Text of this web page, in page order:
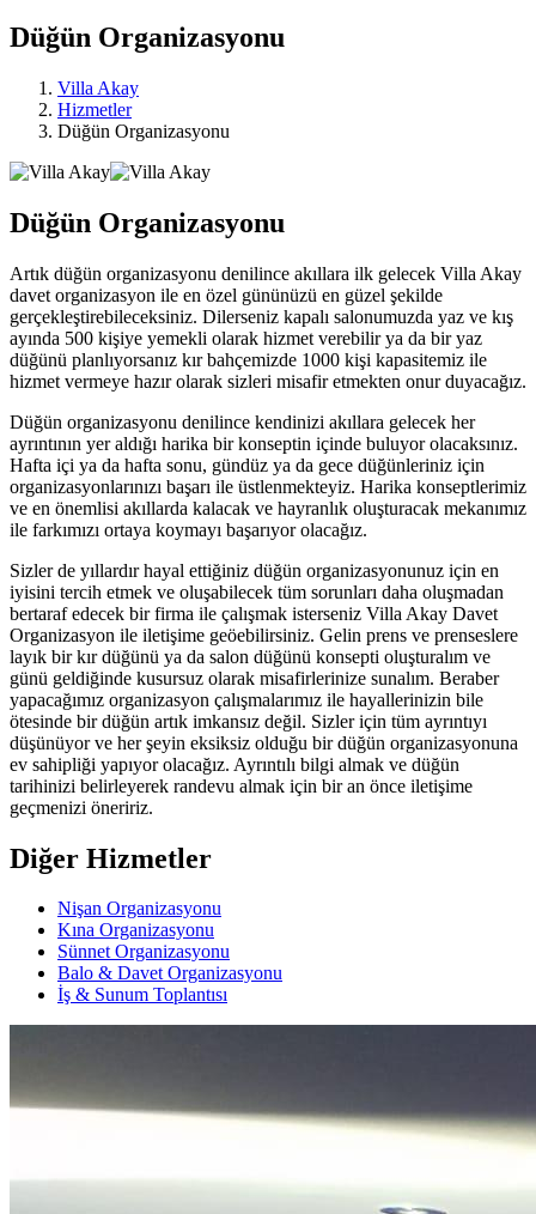
Düğün Organizasyonu
Villa Akay
Hizmetler
Düğün Organizasyonu
Düğün Organizasyonu
Artık düğün organizasyonu denilince akıllara ilk gelecek Villa Akay
davet organizasyon ile en özel gününüzü en güzel şekilde
gerçekleştirebileceksiniz. Dilerseniz kapalı salonumuzda yaz ve kış
ayında 500 kişiye yemekli olarak hizmet verebilir ya da bir yaz
düğünü planlıyorsanız kır bahçemizde 1000 kişi kapasitemiz ile
hizmet vermeye hazır olarak sizleri misafir etmekten onur duyacağız.
Düğün organizasyonu denilince kendinizi akıllara gelecek her
ayrıntının yer aldığı harika bir konseptin içinde buluyor olacaksınız.
Hafta içi ya da hafta sonu, gündüz ya da gece düğünleriniz için
organizasyonlarınızı başarı ile üstlenmekteyiz. Harika konseptlerimiz
ve en önemlisi akıllarda kalacak ve hayranlık oluşturacak mekanımız
ile farkımızı ortaya koymayı başarıyor olacağız.
Sizler de yıllardır hayal ettiğiniz düğün organizasyonunuz için en
iyisini tercih etmek ve oluşabilecek tüm sorunları daha oluşmadan
bertaraf edecek bir firma ile çalışmak isterseniz Villa Akay Davet
Organizasyon ile iletişime geöebilirsiniz. Gelin prens ve prenseslere
layık bir kır düğünü ya da salon düğünü konsepti oluşturalım ve
günü geldiğinde kusursuz olarak misafirlerinize sunalım. Beraber
yapacağımız organizasyon çalışmalarımız ile hayallerinizin bile
ötesinde bir düğün artık imkansız değil. Sizler için tüm ayrıntıyı
düşünüyor ve her şeyin eksiksiz olduğu bir düğün organizasyonuna
ev sahipliği yapıyor olacağız. Ayrıntılı bilgi almak ve düğün
tarihinizi belirleyerek randevu almak için bir an önce iletişime
geçmenizi öneririz.
Diğer Hizmetler
Nişan Organizasyonu
Kına Organizasyonu
Sünnet Organizasyonu
Balo & Davet Organizasyonu
İş & Sunum Toplantısı